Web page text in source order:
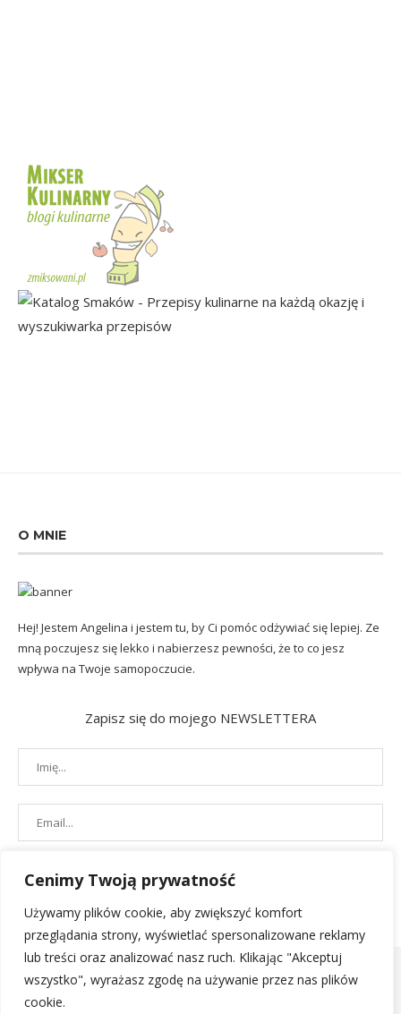
Cenimy Twoją prywatność
Używamy plików cookie, aby zwiększyć komfort
przeglądania strony, wyświetlać spersonalizowane reklamy
lub treści oraz analizować nasz ruch. Klikając "Akceptuj
wszystko", wyrażasz zgodę na używanie przez nas plików
cookie.
O MNIE
Hej! Jestem Angelina i jestem tu, by Ci pomóc odżywiać się lepiej. Ze
mną poczujesz się lekko i nabierzesz pewności, że to co jesz
wpływa na Twoje samopoczucie.
Zapisz się do mojego NEWSLETTERA